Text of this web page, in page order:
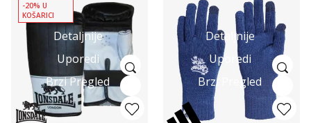
Detaljnije
Uporedi
Brzi Pregled
-20% U
KOŠARICI
Detaljnije
Uporedi
Brzi Pregled